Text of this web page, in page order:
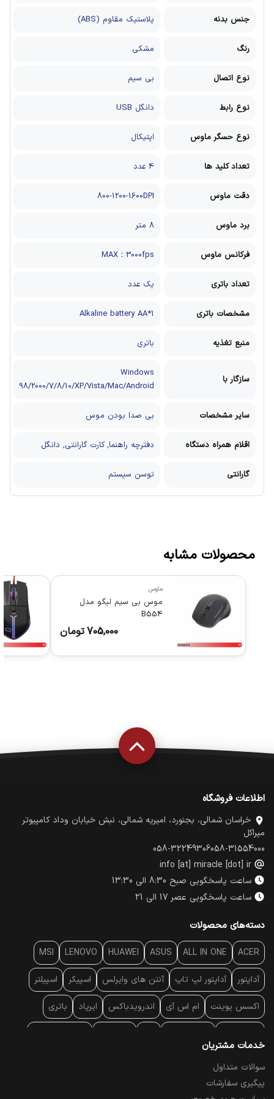
جنس بدنه پلاستیک مقاوم (ABS)
رنگ مشکی
نوع اتصال بی سیم
نوع رابط دانگل USB
نوع حسگر ماوس اپتیکال
تعداد کلید ها 4 عدد
دقت ماوس 800-1200-1600DPI
برد ماوس 8 متر
فرکانس ماوس MAX：3000fps
تعداد باتری یک عدد
مشخصات باتری Alkaline battery AA*1
منبع تغذیه باتری
سازگار با
Windows
98/2000/7/8/10/XP/Vista/Mac/Android
سایر مشخصات بی صدا بودن موس
اقلام همراه دستگاه دفترچه راهنما, کارت گارانتی, دانگل
گارانتی توسن سیستم
محصولات مشابه
ماوس
موس بی سیم لیگو مدل
B554
705,000تومان
اطلاعات فروشگاه
خراسان شمالی، بجنورد، امیریه شمالی، نبش خیابان وداد کامپیوتر
میراکل
058-31554000
058-32249306
info [at] miracle [dot] ir
ساعت پاسخگویی صبح 8:30 الی 13:30
ساعت پاسخگویی عصر 17 الی 21
دسته‌های محصولات
ACER
ALL IN ONE
ASUS
HUAWEI
LENOVO
MSI
آداپتور آداپتور لپ تاپ آنتن‌ های وایرلس اسپیکر اسپیلتر
اکسس پوینت ام اس آی اندرویدباکس ایرپاد باتری
پایه سقفی
پرده نمایش
خدمات مشتریان
سوالات متداول
پیگیری سفارشات